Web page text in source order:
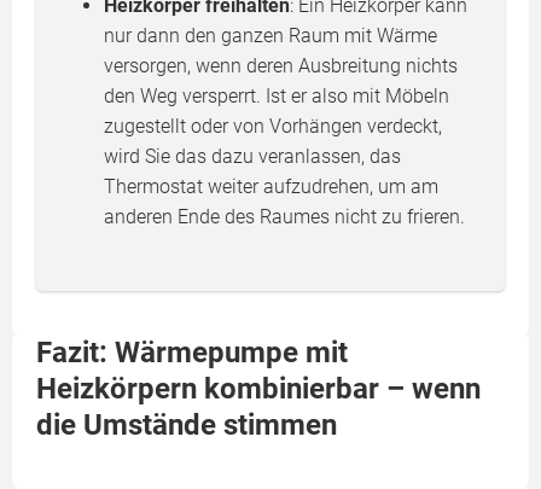
Heizkörper freihalten: Ein Heizkörper kann
nur dann den ganzen Raum mit Wärme
versorgen, wenn deren Ausbreitung nichts
den Weg versperrt. Ist er also mit Möbeln
zugestellt oder von Vorhängen verdeckt,
wird Sie das dazu veranlassen, das
Thermostat weiter aufzudrehen, um am
anderen Ende des Raumes nicht zu frieren.
Fazit: Wärmepumpe mit
Heizkörpern kombinierbar – wenn
die Umstände stimmen